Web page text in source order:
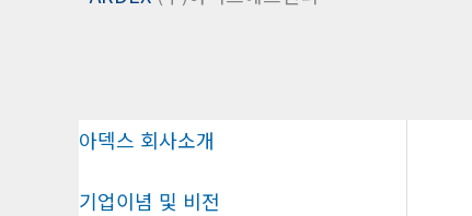
아덱스 회사소개
기업이념 및 비전